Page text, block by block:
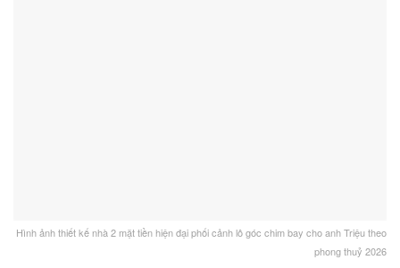
Hình ảnh thiết kế nhà 2 mặt tiền hiện đại phối cảnh lô góc chim bay cho anh Triệu theo
phong thuỷ 2026